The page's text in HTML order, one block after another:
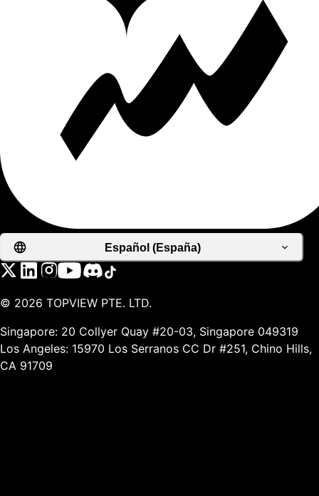
Español (España)
© 2026 TOPVIEW PTE. LTD.
Singapore: 20 Collyer Quay #20-03, Singapore 049319
Los Angeles: 15970 Los Serranos CC Dr #251, Chino Hills,
CA 91709